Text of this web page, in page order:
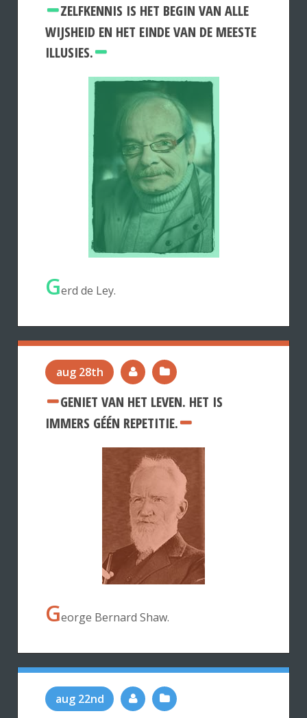
ZELFKENNIS IS HET BEGIN VAN ALLE
WIJSHEID EN HET EINDE VAN DE MEESTE
ILLUSIES.
Gerd de Ley.
aug 28th
GENIET VAN HET LEVEN. HET IS
IMMERS GÉÉN REPETITIE.
George Bernard Shaw.
aug 22nd